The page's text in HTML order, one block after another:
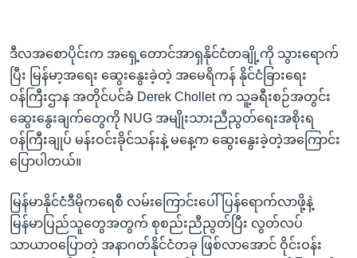
သို့
ကျော်
ရန်
ဒီလအစောပိုင်းက အရှေ့တောင်အာရှနိုင်ငံတချို့ကို သွားရောက်
ပြီး မြန်မာ့အရေး ဆွေးနွေးခဲ့တဲ့ အမေရိကန် နိုင်ငံခြားရေး
ဝန်ကြီးဌာန အတိုင်ပင်ခံ Derek Chollet က သူ့ခရီးစဉ်အတွင်း
ဆွေးနွေးချက်တွေကို NUG အမျိုးသားညီညွတ်ရေးအစိုးရ
ဝန်ကြီးချုပ် မန်းဝင်းခိုင်သန်းနဲ့ မနေ့က ဆွေးနွေးခဲ့တဲ့အကြောင်း
ပြောပါတယ်။
မြန်မာနိုင်ငံဒီမိုကရေစီ လမ်းကြောင်းပေါ် ပြန်ရောက်လာဖို့နဲ့
မြန်မာပြည်သူတွေအတွက် စုစည်းညီညွတ်ပြီး လွတ်လပ်
သာယာဝပြောတဲ့ အနာဂတ်နိုင်ငံတခု ဖြစ်လာအောင် ဝိုင်းဝန်း